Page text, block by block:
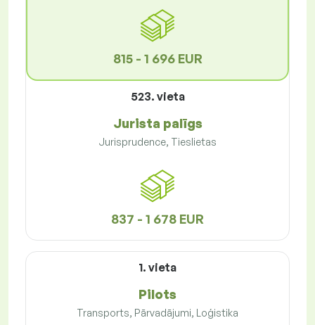
815 - 1 696 EUR
523. vieta
Jurista palīgs
Jurisprudence, Tieslietas
837 - 1 678 EUR
1. vieta
Pilots
Transports, Pārvadājumi, Loģistika